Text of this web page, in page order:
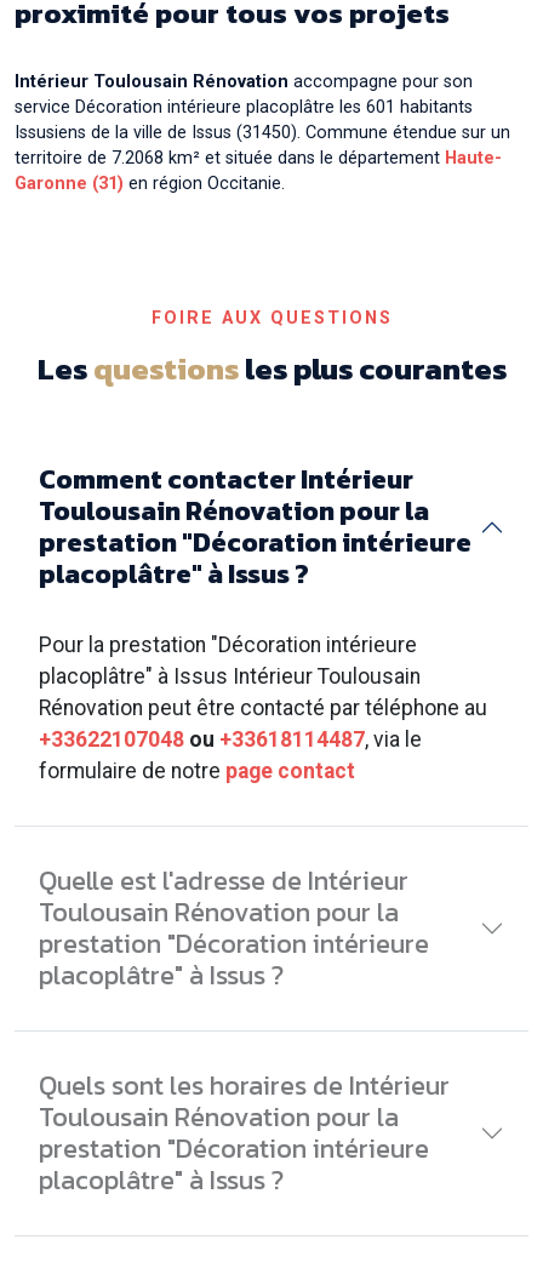
Tolosane
Décoration intérieure placoplâtre àAyguesvives
proximité pour tous vos projets
Intérieur Toulousain Rénovation accompagne pour son
service Décoration intérieure placoplâtre les 601 habitants
Issusiens de la ville de Issus (31450). Commune étendue sur un
territoire de 7.2068 km² et située dans le département Haute-
Garonne (31) en région Occitanie.
FOIRE AUX QUESTIONS
Lesquestionsles plus courantes
Comment contacter Intérieur
Toulousain Rénovation pour la
prestation "Décoration intérieure
placoplâtre" à Issus ?
Pour la prestation "Décoration intérieure
placoplâtre" à Issus Intérieur Toulousain
Rénovation peut être contacté par téléphone au
+33622107048 ou +33618114487, via le
formulaire de notre page contact
Quelle est l'adresse de Intérieur
Toulousain Rénovation pour la
prestation "Décoration intérieure
placoplâtre" à Issus ?
Quels sont les horaires de Intérieur
Toulousain Rénovation pour la
prestation "Décoration intérieure
placoplâtre" à Issus ?